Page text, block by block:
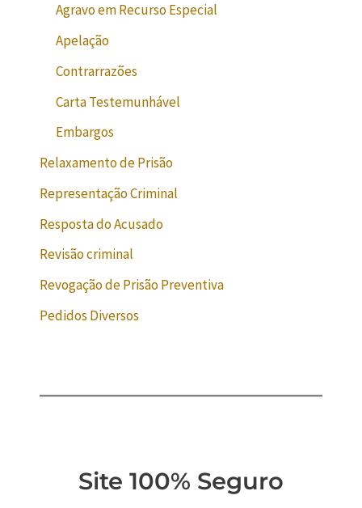
Agravo em Recurso Especial
Apelação
Contrarrazões
Carta Testemunhável
Embargos
Relaxamento de Prisão
Representação Criminal
Resposta do Acusado
Revisão criminal
Revogação de Prisão Preventiva
Pedidos Diversos
Site 100% Seguro